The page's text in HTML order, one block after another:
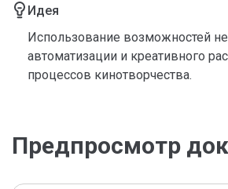
Идея
Использование возможностей
автоматизации и креативного
процессов кинотворчества.
Предпросмотр